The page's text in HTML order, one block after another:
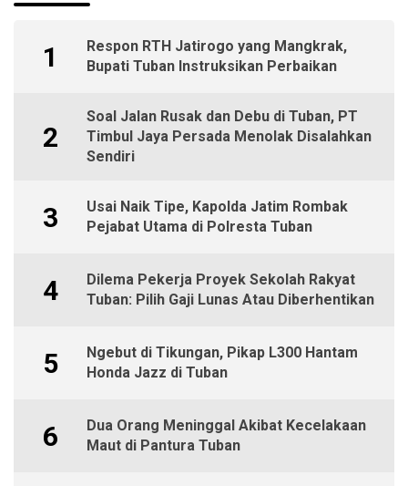
1
Respon RTH Jatirogo yang Mangkrak,
Bupati Tuban Instruksikan Perbaikan
2
Soal Jalan Rusak dan Debu di Tuban, PT
Timbul Jaya Persada Menolak Disalahkan
Sendiri
3
Usai Naik Tipe, Kapolda Jatim Rombak
Pejabat Utama di Polresta Tuban
4
Dilema Pekerja Proyek Sekolah Rakyat
Tuban: Pilih Gaji Lunas Atau Diberhentikan
5
Ngebut di Tikungan, Pikap L300 Hantam
Honda Jazz di Tuban
6
Dua Orang Meninggal Akibat Kecelakaan
Maut di Pantura Tuban